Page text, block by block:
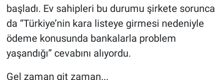
başladı. Ev sahipleri bu durumu şirkete sorunca
da “Türkiye’nin kara listeye girmesi nedeniyle
ödeme konusunda bankalarla problem
yaşandığı” cevabını alıyordu.
Gel zaman git zaman...